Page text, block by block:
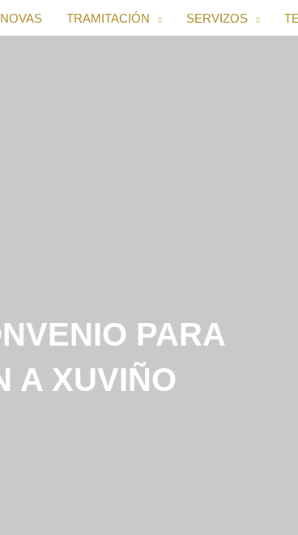
NOVAS TRAMITACIÓN SERVIZOS
PARA
A XUVIÑO